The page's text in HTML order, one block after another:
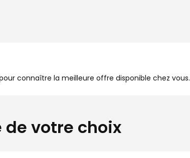
connaître la meilleure offre disponible chez vous.
de votre choix